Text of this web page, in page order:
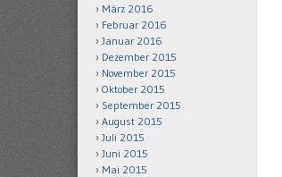
März 2016
Februar 2016
Januar 2016
Dezember 2015
November 2015
Oktober 2015
September 2015
August 2015
Juli 2015
Juni 2015
Mai 2015